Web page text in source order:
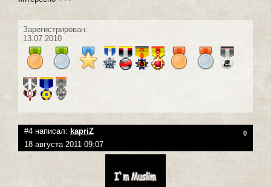
Зарегистрирован:
13.07.2010
#4 написал: kapriZ 0
18 августа 2011 09:07